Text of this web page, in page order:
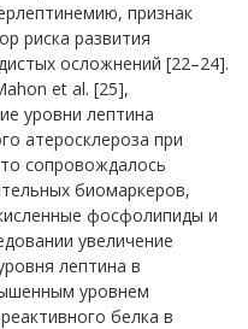
признак
риска развития
осложнений [22–24].
et al. [25],
уровни лептина
атеросклероза при
сопровождалось
биомаркеров,
фосфолипиды и
увеличение
лептина в
уровнем
белка в